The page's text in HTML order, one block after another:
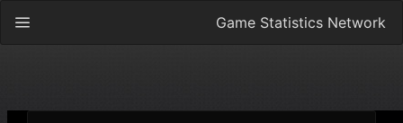
Game Statistics Network